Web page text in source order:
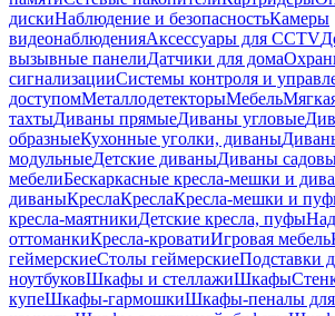
дискиНаблюдение и безопасностьКамеры
видеонаблюденияАксессуары для CCTV
вызывные панелиДатчики для дома
сигнализацииСистемы контроля и
доступомМеталлодетекторыМебель
тахтыДиваны прямыеДиваны угловые
образныеКухонные уголки, диваны
модульныеДетские диваныДиваны
мебелиБескаркасные кресла-мешки и
диваныКреслаКреслаКресла-мешки и
кресла-маятникиДетские кресла, пуфы
оттоманкиКресла-кроватиИгровая мебель
геймерскиеСтолы геймерскиеПодставки
ноутбуковШкафы и стеллажиШкафы
купеШкафы-гармошкиШкафы-пеналы